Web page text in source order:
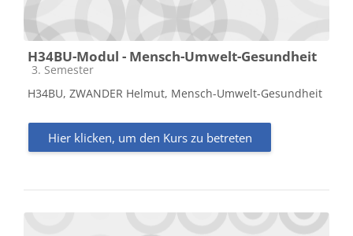
H34BU-Modul - Mensch-Umwelt-Gesundheit
Kursbereich
3. Semester
H34BU, ZWANDER Helmut, Mensch-Umwelt-Gesundheit
Hier klicken, um den Kurs zu betreten